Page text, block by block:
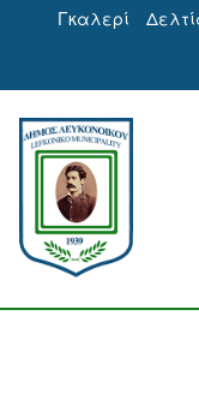
Γκαλερί